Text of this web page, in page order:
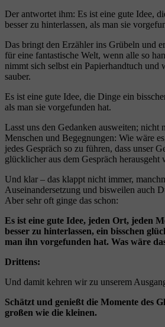
Der antwortet ihm: Es ist eine gute Idee,
besser zu hinterlassen, als man sie
Das bringt den Erzähler ins Grübeln und
für eine fantastische Welt, wenn alle so
nimmt sich selbst ein Papierhandtuch und
sauber.
Es ist eine gute Idee, die Dinge ein
als man sie vorgefunden hat.
Lasst uns den Gedanken ausweiten; nicht
Menschen und Begegnungen: Wie wäre
jedes Gespräch so zu führen, dass unser
glücklicher aus dem Gespräch herausgeht
Und klar – das klappt nicht immer,
Auseinandersetzung und bisweilen auch
Aber sehr oft ginge das schon:
Es ist eine gute Idee, jeden Ort, jeden
besser zu hinterlassen, ein bisschen
man ihn vorgefunden hat. Was wäre
Drittens:
Und damit kehren wir zu unserem
Schätzt und genießt die Momente des
großen wie die kleinen.